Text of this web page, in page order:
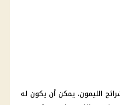
الليمون، يمكن أن يكون له